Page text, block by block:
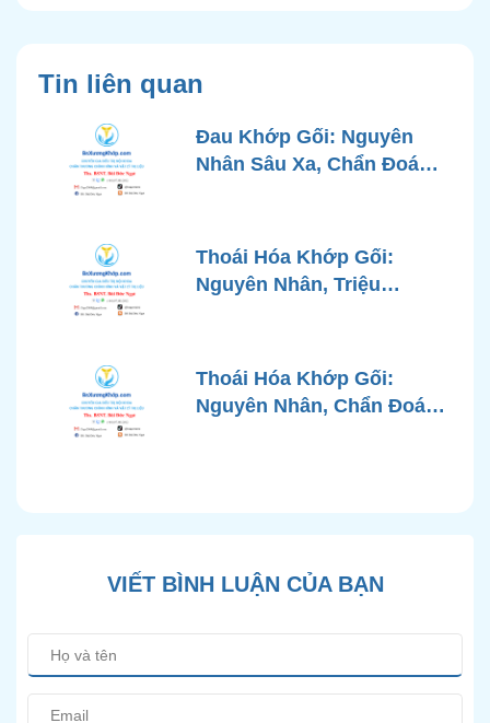
Tin liên quan
Đau Khớp Gối: Nguyên
Nhân Sâu Xa, Chẩn Đoán
Góc Nhìn Bác Sĩ Xương
Khớp
Thoái Hóa Khớp Gối:
Nguyên Nhân, Triệu
Chuẩn Y Khoa
Thoái Hóa Khớp Gối:
Nguyên Nhân, Chẩn Đoán
VIẾT BÌNH LUẬN CỦA BẠN